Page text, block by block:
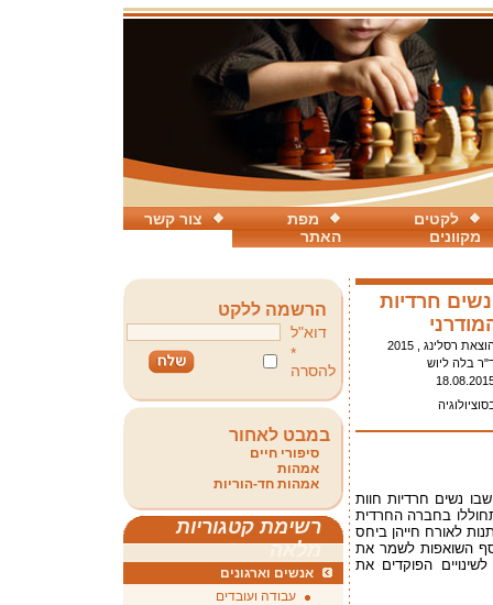
צור קשר
מפת
האתר
לקטים
מקוונים
חרדיות
רסלינג , 2015
בלה ליוש
נשים חרדיות חוות
בחברה החרדית
לאורח חייהן ביחס
סף השואפות לשמר את
הפוקדים את
הרשמה ללקט
דוא"ל
*
להסרה
במבט לאחור
סיפורי חיים
אמהות
אמהות חד-הוריות
רשימת קטגוריות
מלאה
אנשים וארגונים
עבודה ועובדים